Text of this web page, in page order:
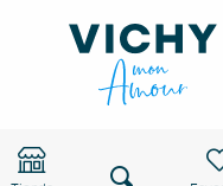
Buscar